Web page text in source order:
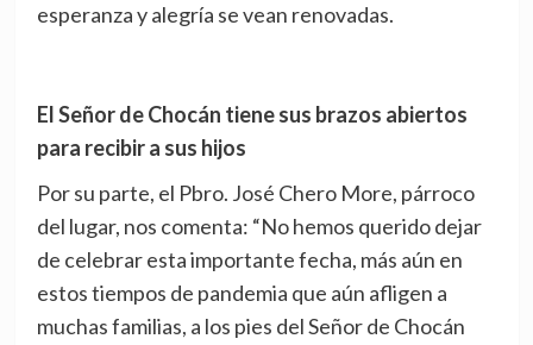
esperanza y alegría se vean renovadas.
El Señor de Chocán tiene sus brazos abiertos
para recibir a sus hijos
Por su parte, el Pbro. José Chero More, párroco
del lugar, nos comenta: “No hemos querido dejar
de celebrar esta importante fecha, más aún en
estos tiempos de pandemia que aún afligen a
muchas familias, a los pies del Señor de Chocán